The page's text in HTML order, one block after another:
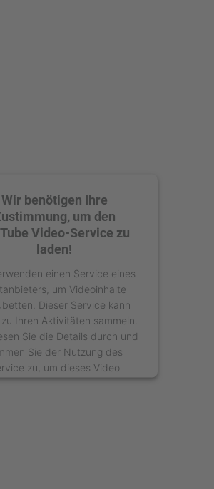
Wir benötigen Ihre
um den
Video-Service zu
laden!
einen Service eines
um Videoinhalte
Dieser Service kann
Ihren Aktivitäten sammeln.
Sie die Details durch und
Sie der Nutzung des
zu, um dieses Video
anzusehen.